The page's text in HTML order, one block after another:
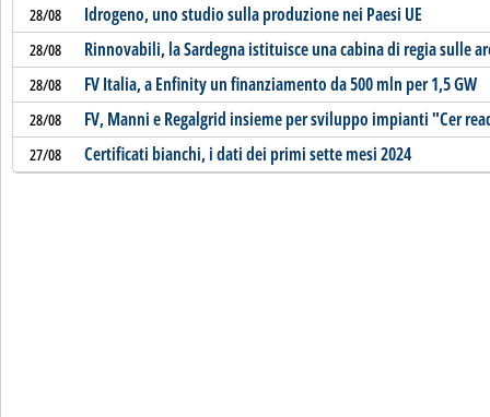
28/08 Idrogeno, uno studio sulla produzione nei Paesi UE
28/08 Rinnovabili, la Sardegna istituisce una cabina di regia sulle
28/08 FV Italia, a Enfinity un finanziamento da 500 mln per 1,5 GW
28/08 FV, Manni e Regalgrid insieme per sviluppo impianti "Cer
27/08 Certificati bianchi, i dati dei primi sette mesi 2024